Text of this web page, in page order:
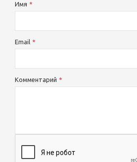
Имя
Email
Комментарий